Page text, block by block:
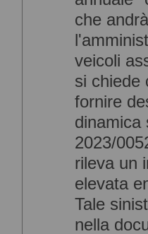
che
veicoli
si chiede
fornire
dinamica
2023/
rileva un
elevata
Tale
nella